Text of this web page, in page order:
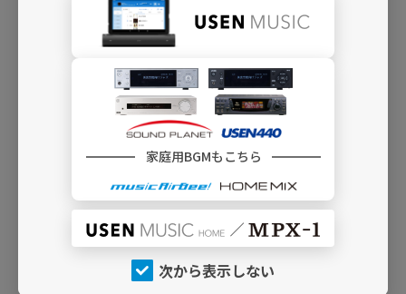
金管楽器が奏でる華やかで神々しい響きの定番Xmas
放送期間：12月1日〜12月26日午前4:00
B60 オペラ／声楽曲
聖歌隊によるキャロルをはじめ、クリスマスのための声
「クリスマスBGMセレクション2022」TOPページへ戻る
家庭用BGMもこちら
次から表示しない